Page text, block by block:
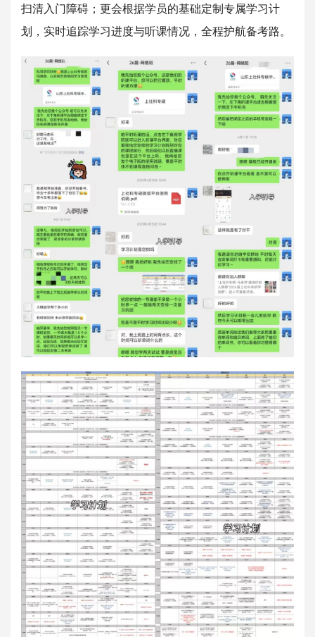
扫清入门障碍；更会根据学员的基础定制专属学习计
划，实时追踪学习进度与听课情况，全程护航备考路。